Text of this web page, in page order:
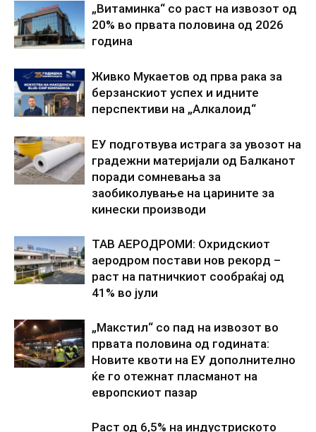
„Витаминка“ со раст на извозот од
20% во првата половина од 2026
година
Живко Мукаетов од прва рака за
берзанскиот успех и идните
перспективи на „Алкалоид“
ЕУ подготвува истрага за увозот на
градежни материјали од Балканот
поради сомневања за
заобиколување на царините за
кинески производи
ТАВ АЕРОДРОМИ: Охридскиот
аеродром постави нов рекорд –
раст на патничкиот сообраќај од
41% во јули
„Макстил“ со пад на извозот во
првата половина од годината:
Новите квоти на ЕУ дополнително
ќе го отежнат пласманот на
европскиот пазар
Раст од 6,5% на индустриското